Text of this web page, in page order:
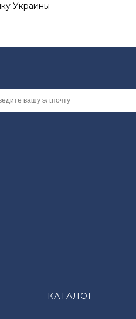
Украины
КАТАЛОГ